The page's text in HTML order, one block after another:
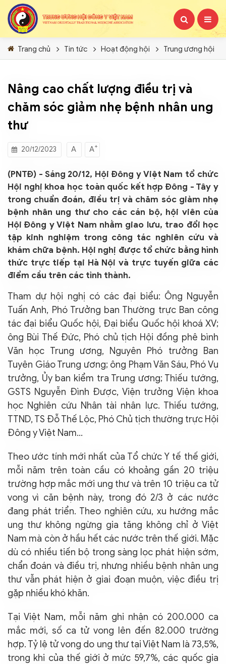
Trang chủ Tin tức Hoạt động hội Trung ương hội
Nâng cao chất lượng điều trị và
chăm sóc giảm nhẹ bệnh nhân ung
thư
20/12/2023 A A+
(PNTĐ) - Sáng 20/12, Hội Đông y Việt Nam tổ chức
Hội nghị khoa học toàn quốc kết hợp Đông - Tây y
trong chuẩn đoán, điều trị và chăm sóc giảm nhẹ
bệnh nhân ung thư cho các cán bộ, hội viên của
Hội Đông y Việt Nam nhằm giao lưu, trao đổi học
tập kinh nghiệm trong công tác nghiên cứu và
khám chữa bệnh. Hội nghị được tổ chức bằng hình
thức trực tiếp tại Hà Nội và trực tuyến giữa các
điểm cầu trên các tỉnh thành.
Tham dự hội nghị có các đại biểu: Ông Nguyễn
Tuấn Anh, Phó Trưởng ban Thường trực Ban công
tác đại biểu Quốc hội, Đại biểu Quốc hội khoá XV;
ông Bùi Thế Đức, Phó chủ tịch Hội đồng phê bình
Văn học Trung ương, Nguyên Phó trưởng Ban
Tuyên Giáo Trung ương; ông Phạm Văn Sáu, Phó Vụ
trưởng, Ủy ban kiểm tra Trung ương; Thiếu tướng,
GSTS Nguyễn Đình Được, Viện trưởng Viện khoa
học Nghiên cứu Nhân tài nhân lực. Thiếu tướng,
TTND, TS Đỗ Thế Lộc, Phó Chủ tịch thường trực Hội
Đông y Việt Nam...
Theo ước tính mới nhất của Tổ chức Y tế thế giới,
mỗi năm trên toàn cầu có khoảng gần 20 triệu
trường hợp mắc mới ung thư và trên 10 triệu ca tử
vong vì căn bệnh này, trong đó 2/3 ở các nước
đang phát triển. Theo nghiên cứu, xu hướng mắc
ung thư không ngừng gia tăng không chỉ ở Việt
Nam mà còn ở hầu hết các nước trên thế giới. Mặc
dù có nhiều tiến bộ trong sàng lọc phát hiện sớm,
chẩn đoán và điều trị, nhưng nhiều bệnh nhân ung
thư vẫn phát hiện ở giai đoạn muộn, việc điều trị
gặp nhiều khó khăn.
Tại Việt Nam, mỗi năm ghi nhận có 200.000 ca
mắc mới, số ca tử vong lên đến 82.000 trường
hợp. Tỷ lệ tử vong do ung thư tại Việt Nam là 73,5%,
trong khi của thế giới ở mức 59,7%, các quốc gia